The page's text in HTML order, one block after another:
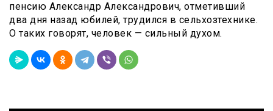
пенсию Александр Александрович, отметивший
два дня назад юбилей, трудился в сельхозтехнике.
О таких говорят, человек — сильный духом.